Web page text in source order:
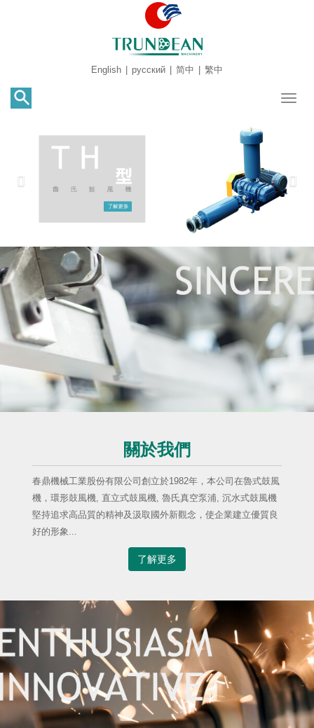
English русский 简中 繁中
Toggle
關於我們
春鼎機械工業股份有限公司創立於1982年，本公司在魯式鼓風
機，環形鼓風機, 直立式鼓風機, 魯氏真空泵浦, 沉水式鼓風機
堅持追求高品質的精神及汲取國外新觀念，使企業建立優質良
好的形象...
了解更多